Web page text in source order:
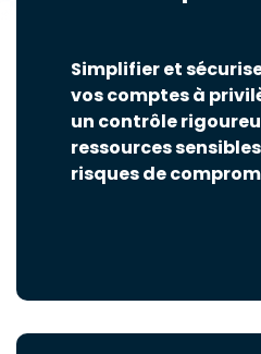
Simplifier et
vos comptes à
un contrôle
ressources
risques de